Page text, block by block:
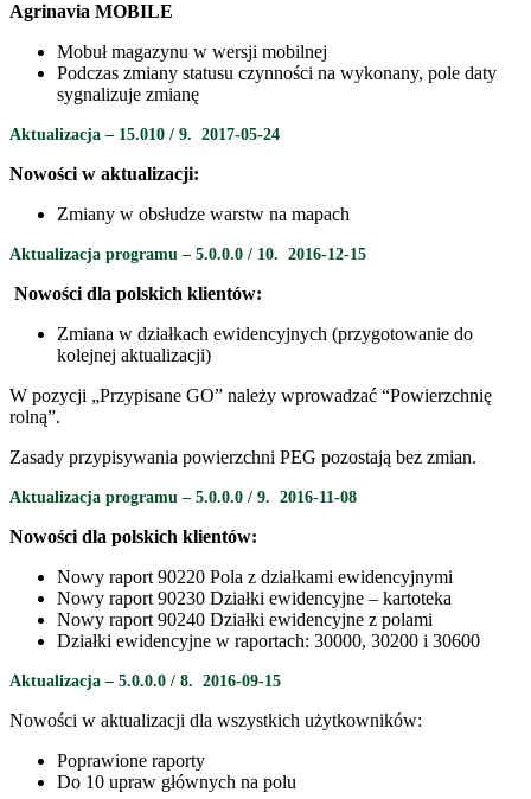
Agrinavia MOBILE
Mobuł magazynu w wersji mobilnej
Podczas zmiany statusu czynności na wykonany, pole daty
sygnalizuje zmianę
Aktualizacja – 15.010 / 9. 2017-05-24
Nowości w aktualizacji:
Zmiany w obsłudze warstw na mapach
Aktualizacja programu – 5.0.0.0 / 10. 2016-12-15
Nowości dla polskich klientów:
Zmiana w działkach ewidencyjnych (przygotowanie do
kolejnej aktualizacji)
W pozycji „Przypisane GO” należy wprowadzać “Powierzchnię
rolną”.
Zasady przypisywania powierzchni PEG pozostają bez zmian.
Aktualizacja programu – 5.0.0.0 / 9. 2016-11-08
Nowości dla polskich klientów:
Nowy raport 90220 Pola z działkami ewidencyjnymi
Nowy raport 90230 Działki ewidencyjne – kartoteka
Nowy raport 90240 Działki ewidencyjne z polami
Działki ewidencyjne w raportach: 30000, 30200 i 30600
Aktualizacja – 5.0.0.0 / 8. 2016-09-15
Nowości w aktualizacji dla wszystkich użytkowników:
Poprawione raporty
Do 10 upraw głównych na polu